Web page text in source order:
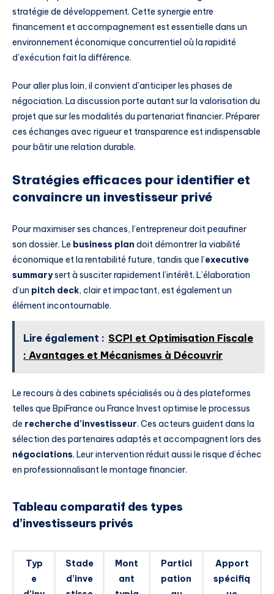
stratégie de développement. Cette synergie entre
financement et accompagnement est essentielle dans un
environnement économique concurrentiel où la rapidité
d’exécution fait la différence.
Pour aller plus loin, il convient d’anticiper les phases de
négociation. La discussion porte autant sur la valorisation du
projet que sur les modalités du partenariat financier. Préparer
ces échanges avec rigueur et transparence est indispensable
pour bâtir une relation durable.
Stratégies efficaces pour identifier et
convaincre un investisseur privé
Pour maximiser ses chances, l’entrepreneur doit peaufiner
son dossier. Le business plan doit démontrer la viabilité
économique et la rentabilité future, tandis que l’executive
summarysert à susciter rapidement l’intérêt. L’élaboration
d’un pitch deck, clair et impactant, est également un
élément incontournable.
Lire également : SCPI et Optimisation Fiscale
: Avantages et Mécanismes à Découvrir
Le recours à des cabinets spécialisés ou à des plateformes
telles que BpiFrance ou France Invest optimise le processus
de recherche d’investisseur. Ces acteurs guident dans la
sélection des partenaires adaptés et accompagnent lors des
négociations. Leur intervention réduit aussi le risque d’échec
en professionnalisant le montage financier.
Tableau comparatif des types
d’investisseurs privés
Typ
e
Stade
d’inve
Mont
ant
Partici
pation
Apport
spécifiq